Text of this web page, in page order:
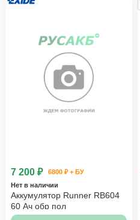
7 200 ₽
6800 ₽ + БУ
Нет в наличии
Аккумулятор Runner RB604
60 Ач обр пол